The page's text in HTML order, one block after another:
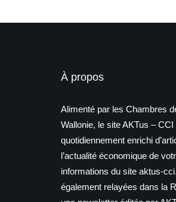
À propos
Alimenté par les Chambres
Wallonie, le site AKTus – CCI
quotidiennement enrichi
l’actualité économique de
informations du site aktus-
également relayées dans la